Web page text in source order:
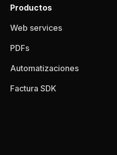
Productos
Web services
PDFs
Automatizaciones
Factura SDK